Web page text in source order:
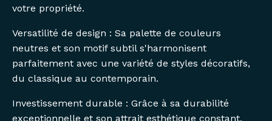
votre propriété.
Versatilité de design : Sa palette de couleurs
neutres et son motif subtil s'harmonisent
parfaitement avec une variété de styles décoratifs,
du classique au contemporain.
Investissement durable : Grâce à sa durabilité
exceptionnelle et son attrait esthétique constant,